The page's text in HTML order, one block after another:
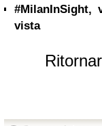
#MilanInSight,
vista